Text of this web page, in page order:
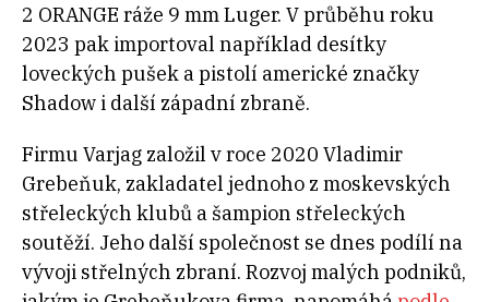
2 ORANGE ráže 9 mm Luger. V průběhu roku
2023 pak importoval například desítky
loveckých pušek a pistolí americké značky
Shadow i další západní zbraně.
Firmu Varjag založil v roce 2020 Vladimir
Grebeňuk, zakladatel jednoho z moskevských
střeleckých klubů a šampion střeleckých
soutěží. Jeho další společnost se dnes podílí na
vývoji střelných zbraní. Rozvoj malých podniků,